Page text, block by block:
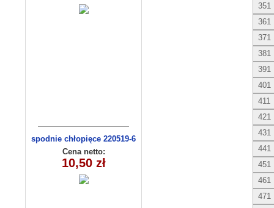
spodnie chłopięce 220519-6
(1- 4) 4 szt
Cena netto:
10,50 zł
351
361
371
381
391
401
411
421
431
441
451
461
471